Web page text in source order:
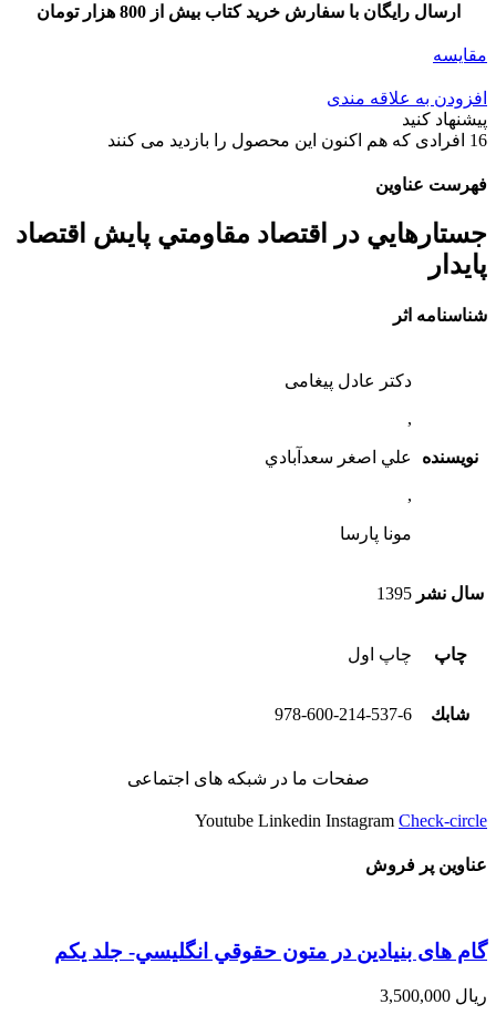
ارسال رایگان با سفارش خرید کتاب بیش از 800 هزار تومان
مقایسه
افزودن به علاقه مندی
پیشنهاد کنید
16 افرادی که هم اکنون این محصول را بازدید می کنند
فهرست عناوین
جستارهايي در اقتصاد مقاومتي پايش اقتصاد
پايدار
شناسنامه اثر
نویسنده
دکتر عادل پیغامی
,
علي اصغر سعدآبادي
,
مونا پارسا
سال نشر 1395
چاپ چاپ اول
شابك 978-600-214-537-6
صفحات ما در شبکه های اجتماعی
Youtube Linkedin Instagram Check-circle
عناوین پر فروش
گام های بنیادین در متون حقوقي انگليسي- جلد يكم
ریال